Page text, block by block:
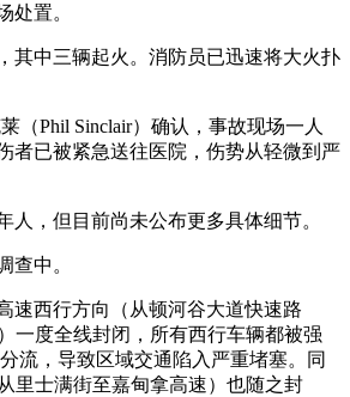
处置。
其中三辆起火。消防员已迅速将大火扑
（Phil Sinclair）确认，事故现场一人
者已被紧急送往医院，伤势从轻微到严
人，但目前尚未公布更多具体细节。
查中。
速西行方向（从顿河谷大道快速路
一度全线封闭，所有西行车辆都被强
流，导致区域交通陷入严重堵塞。同
里士满街至嘉甸拿高速）也随之封